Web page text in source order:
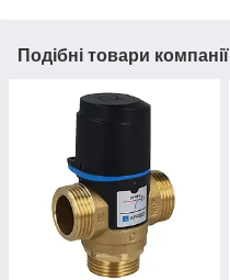
Подібні товари компанії